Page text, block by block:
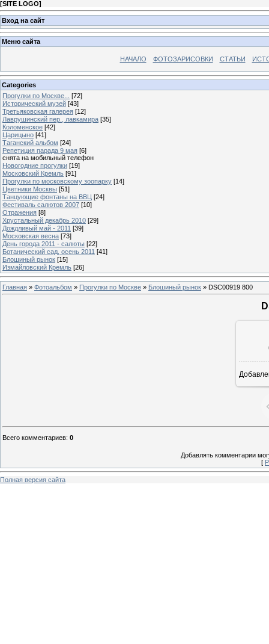
[SITE LOGO]
Вход на сайт
Меню сайта
НАЧАЛО ФОТОЗАРИСОВКИ СТАТЬИ
Categories
Прогулки по Москве...
[72]
Исторический музей [43]
Третьяковская галерея [12]
Лаврушинский пер., лавкамира [35]
Коломенское [42]
Царицыно [41]
Таганский альбом [24]
Репетиция парада 9 мая [6]
снята на мобильный телефон
Новогодние прогулки [19]
Московский Кремль [91]
Прогулки по московскому зоопарку [14]
Цветники Москвы [51]
Танцующие фонтаны на ВВЦ [24]
Фестиваль салютов 2007 [10]
Отражения [8]
Хрустальный декабрь 2010 [29]
Дождливый май - 2011 [39]
Московская весна [73]
День города 2011 - салюты [22]
Ботанический сад, осень 2011 [41]
Блошиный рынок [15]
Измайловский Кремль [26]
Главная » Фотоальбом » Прогулки по Москве » Блошиный рынок » DSC00919 800
Всего комментариев: 0
Добавлять комментарии
[
Полная версия сайта